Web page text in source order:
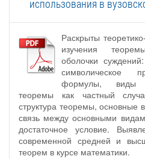
использования в
Раскрыты
изучения
оболочки
символическое
формулы, виды
теоремы как частный
структура теоремы, основные
связь между основными
достаточное условие.
современной средней и
теорем в курсе математики.